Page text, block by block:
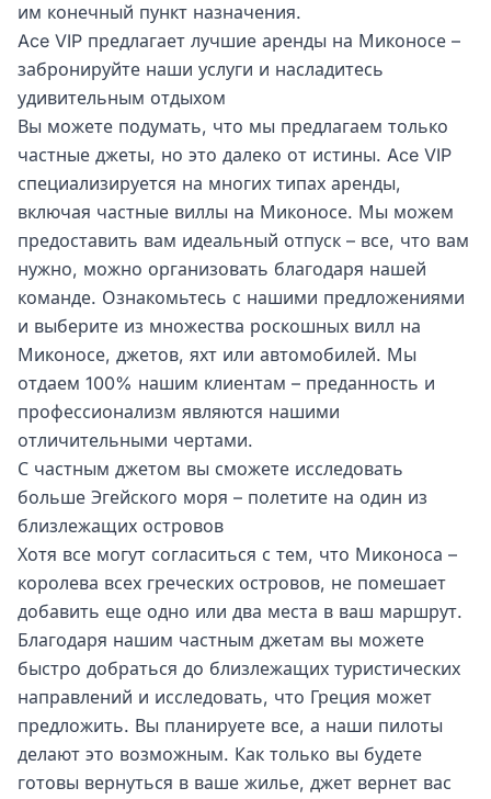
им конечный пункт назначения.
Ace VIP предлагает лучшие аренды на Миконосе –
забронируйте наши услуги и насладитесь
удивительным отдыхом
Вы можете подумать, что мы предлагаем только
частные джеты, но это далеко от истины. Ace VIP
специализируется на многих типах аренды,
включая частные виллы на Миконосе. Мы можем
предоставить вам идеальный отпуск – все, что вам
нужно, можно организовать благодаря нашей
команде. Ознакомьтесь с нашими предложениями
и выберите из множества роскошных вилл на
Миконосе, джетов, яхт или автомобилей. Мы
отдаем 100% нашим клиентам – преданность и
профессионализм являются нашими
отличительными чертами.
С частным джетом вы сможете исследовать
больше Эгейского моря – полетите на один из
близлежащих островов
Хотя все могут согласиться с тем, что Миконоса –
королева всех греческих островов, не помешает
добавить еще одно или два места в ваш маршрут.
Благодаря нашим частным джетам вы можете
быстро добраться до близлежащих туристических
направлений и исследовать, что Греция может
предложить. Вы планируете все, а наши пилоты
делают это возможным. Как только вы будете
готовы вернуться в ваше жилье, джет вернет вас